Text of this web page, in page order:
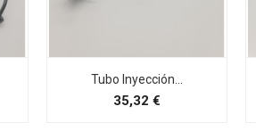
Tubo Inyección...
35,32 €Preço